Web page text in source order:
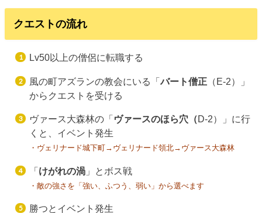
クエストの流れ
Lv50以上の僧侶に転職する
風の町アズランの教会にいる「バート僧正（E-2）」
からクエストを受ける
ヴァース大森林の「ヴァースのほら穴（D-2）」に行
くと、イベント発生
・ヴェリナード城下町→ヴェリナード領北→ヴァース大森林
「けがれの渦」とボス戦
・敵の強さを「強い、ふつう、弱い」から選べます
勝つとイベント発生